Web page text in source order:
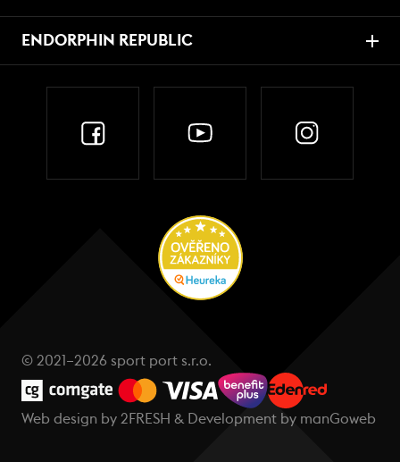
ENDORPHIN REPUBLIC
© 2021–2026 sport port s.r.o.
Web design by 2FRESH & Development by manGoweb